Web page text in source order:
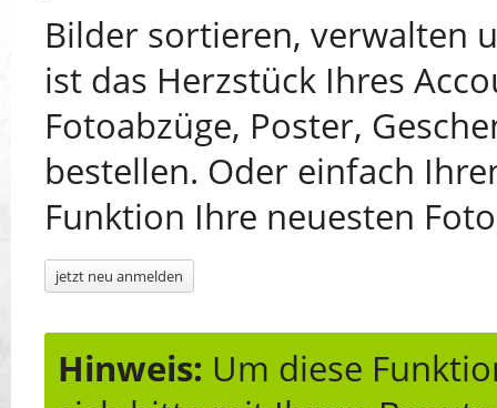
Bilder sortieren, verwalten
ist das Herzstück Ihres
Fotoabzüge, Poster,
bestellen. Oder einfach
Funktion Ihre neuesten
jetzt neu anmelden
Hinweis: Um diese